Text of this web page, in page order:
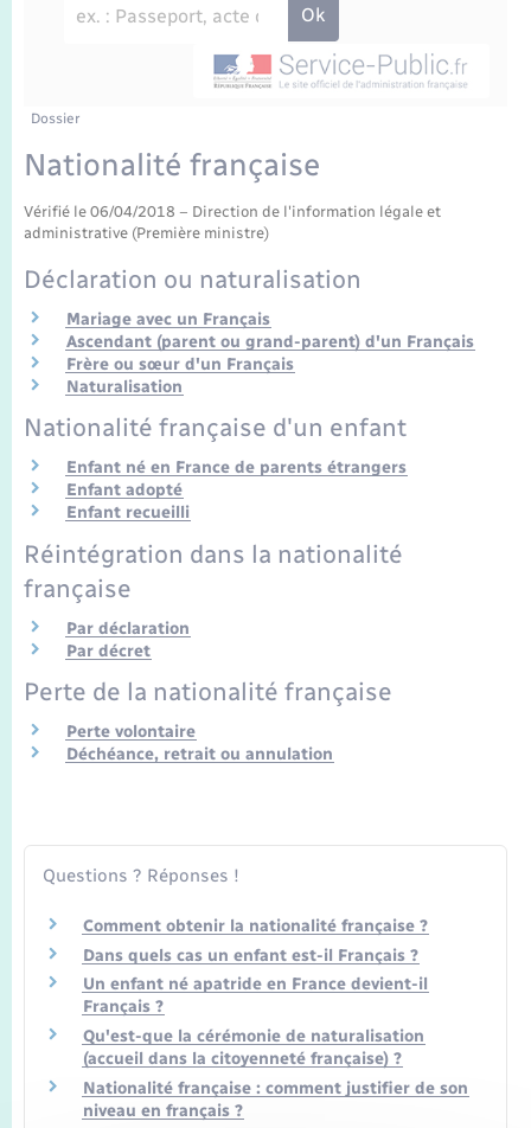
Etat-civil - Papiers - Citoyenneté
Parrainage civil
Concessions funéraires
Nouvel habitant
Numérique
Organisation d’événement
Sécurité - Prévention
Seniors
Transports
Transports scolaires
Voirie et espace public
Travaux - Autorisation d’occupation de l’espace
Plan interactif
La Communauté de communes
Dossier
Nationalité française
Vérifié le 06/04/2018 – Direction de l'information légale et
administrative (Première ministre)
Déclaration ou naturalisation
Mariage avec un Français
Ascendant (parent ou grand-parent) d'un Français
Frère ou sœur d'un Français
Naturalisation
Nationalité française d'un enfant
Enfant né en France de parents étrangers
Enfant adopté
Enfant recueilli
Réintégration dans la nationalité
française
Par déclaration
Par décret
Perte de la nationalité française
Perte volontaire
Déchéance, retrait ou annulation
Questions ? Réponses !
Comment obtenir la nationalité française ?
Dans quels cas un enfant est-il Français ?
Un enfant né apatride en France devient-il
Français ?
Qu'est-que la cérémonie de naturalisation
(accueil dans la citoyenneté française) ?
Nationalité française : comment justifier de son
niveau en français ?